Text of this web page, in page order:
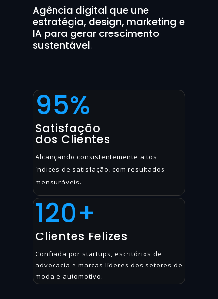
Agência digital que une
estratégia, design, marketing e
IA para gerar crescimento
sustentável.
95%
Satisfação
dos Clientes
Alcançando consistentemente altos
índices de satisfação, com resultados
mensuráveis.
120+
Clientes Felizes
Confiada por startups, escritórios de
advocacia e marcas líderes dos setores de
moda e automotivo.